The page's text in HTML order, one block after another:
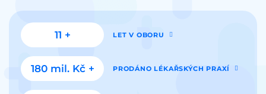
11 + LET V OBORU
180 mil. Kč + PRODÁNO LÉKAŘSKÝCH PRAXÍ